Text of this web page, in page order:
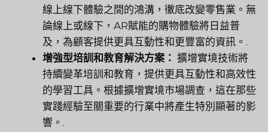
線上線下體驗之間的鴻溝，徹底改變零售業。無
論線上或線下，AR賦能的購物體驗將日益普
及，為顧客提供更具互動性和更豐富的資訊。.
增強型培訓和教育解決方案： 擴增實境技術將
持續變革培訓和教育，提供更具互動性和高效性
的學習工具。根據擴增實境市場調查，這在那些
實踐經驗至關重要的行業中將產生特別顯著的影
響。.